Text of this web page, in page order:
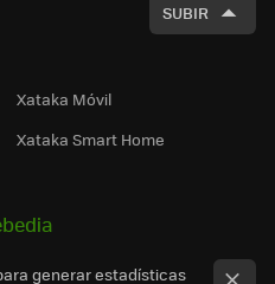
SUBIR
Xataka Móvil
Xataka Smart Home
generar estadísticas